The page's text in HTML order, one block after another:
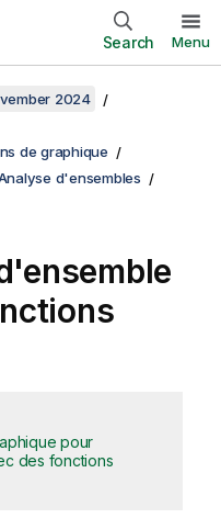
Search Menu
2024
de graphique
d'ensembles
pour
des fonctions